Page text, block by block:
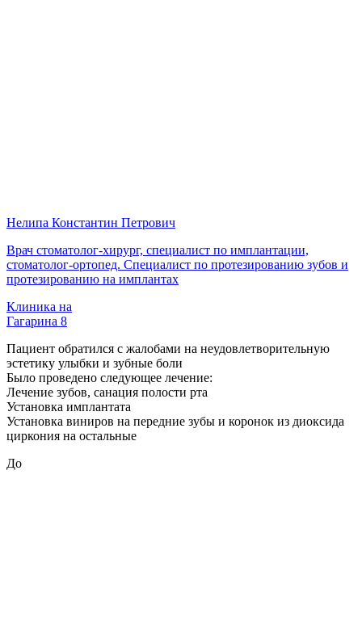
Нелипа Константин Петрович
Врач стоматолог-хирург, специалист по имплантации,
стоматолог-ортопед. Специалист по протезированию зубов и
протезированию на имплантах
Клиника на
Гагарина 8
Пациент обратился с жалобами на неудовлетворительную
эстетику улыбки и зубные боли
Было проведено следующее лечение:
Лечение зубов, санация полости рта
Установка имплантата
Установка виниров на передние зубы и коронок из диоксида
циркония на остальные
До